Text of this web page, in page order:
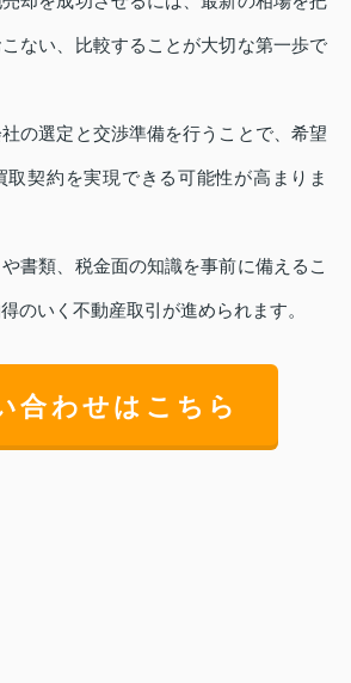
ない、比較することが大切な第一歩で
の選定と交渉準備を行うことで、希望
取契約を実現できる可能性が高まりま
書類、税金面の知識を事前に備えるこ
のいく不動産取引が進められます。
合わせはこちら